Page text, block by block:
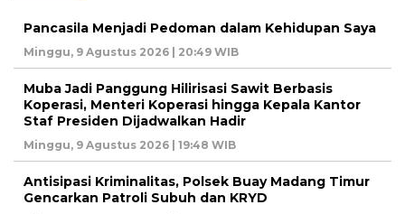
Pancasila Menjadi Pedoman dalam Kehidupan Saya
Minggu, 9 Agustus 2026 | 20:49 WIB
Muba Jadi Panggung Hilirisasi Sawit Berbasis
Koperasi, Menteri Koperasi hingga Kepala Kantor
Staf Presiden Dijadwalkan Hadir
Minggu, 9 Agustus 2026 | 19:48 WIB
Antisipasi Kriminalitas, Polsek Buay Madang Timur
Gencarkan Patroli Subuh dan KRYD